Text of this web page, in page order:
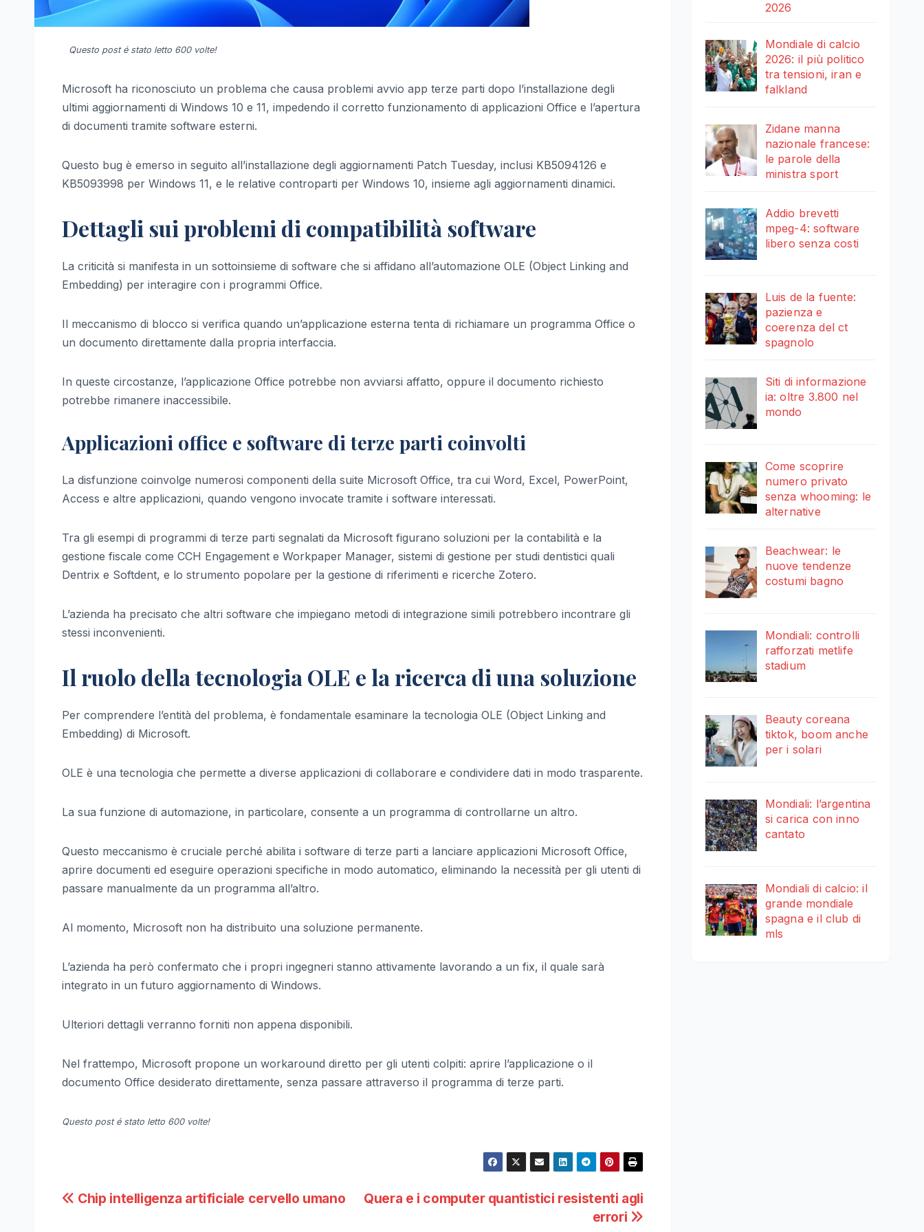
Questo post é stato letto 600 volte!
Microsoft ha riconosciuto un problema che causa problemi avvio app terze parti dopo l’installazione degli
ultimi aggiornamenti di Windows 10 e 11, impedendo il corretto funzionamento di applicazioni Office e l’apertura
di documenti tramite software esterni.
Questo bug è emerso in seguito all’installazione degli aggiornamenti Patch Tuesday, inclusi KB5094126 e
KB5093998 per Windows 11, e le relative controparti per Windows 10, insieme agli aggiornamenti dinamici.
Dettagli sui problemi di compatibilità software
La criticità si manifesta in un sottoinsieme di software che si affidano all’automazione OLE (Object Linking and
Embedding) per interagire con i programmi Office.
Il meccanismo di blocco si verifica quando un’applicazione esterna tenta di richiamare un programma Office o
un documento direttamente dalla propria interfaccia.
In queste circostanze, l’applicazione Office potrebbe non avviarsi affatto, oppure il documento richiesto
potrebbe rimanere inaccessibile.
Applicazioni office e software di terze parti coinvolti
La disfunzione coinvolge numerosi componenti della suite Microsoft Office, tra cui Word, Excel, PowerPoint,
Access e altre applicazioni, quando vengono invocate tramite i software interessati.
Tra gli esempi di programmi di terze parti segnalati da Microsoft figurano soluzioni per la contabilità e la
gestione fiscale come CCH Engagement e Workpaper Manager, sistemi di gestione per studi dentistici quali
Dentrix e Softdent, e lo strumento popolare per la gestione di riferimenti e ricerche Zotero.
L’azienda ha precisato che altri software che impiegano metodi di integrazione simili potrebbero incontrare gli
stessi inconvenienti.
Il ruolo della tecnologia OLE e la ricerca di una soluzione
Per comprendere l’entità del problema, è fondamentale esaminare la tecnologia OLE (Object Linking and
Embedding) di Microsoft.
OLE è una tecnologia che permette a diverse applicazioni di collaborare e condividere dati in modo trasparente.
La sua funzione di automazione, in particolare, consente a un programma di controllarne un altro.
Questo meccanismo è cruciale perché abilita i software di terze parti a lanciare applicazioni Microsoft Office,
aprire documenti ed eseguire operazioni specifiche in modo automatico, eliminando la necessità per gli utenti di
passare manualmente da un programma all’altro.
Al momento, Microsoft non ha distribuito una soluzione permanente.
L’azienda ha però confermato che i propri ingegneri stanno attivamente lavorando a un fix, il quale sarà
integrato in un futuro aggiornamento di Windows.
Ulteriori dettagli verranno forniti non appena disponibili.
Nel frattempo, Microsoft propone un workaround diretto per gli utenti colpiti: aprire l’applicazione o il
documento Office desiderato direttamente, senza passare attraverso il programma di terze parti.
Questo post é stato letto 600 volte!
Navigazione
Quera e i computer quantistici resistenti agli
errori
Chip intelligenza artificiale cervello umano
2026
Mondiale di calcio
2026: il più politico
tra tensioni, iran e
falkland
Zidane manna
nazionale francese:
le parole della
ministra sport
Addio brevetti
mpeg-4: software
libero senza costi
Luis de la fuente:
pazienza e
coerenza del ct
spagnolo
Siti di informazione
ia: oltre 3.800 nel
mondo
Come scoprire
numero privato
senza whooming: le
alternative
Beachwear: le
nuove tendenze
costumi bagno
Mondiali: controlli
rafforzati metlife
stadium
Beauty coreana
tiktok, boom anche
per i solari
Mondiali: l’argentina
si carica con inno
cantato
Mondiali di calcio: il
grande mondiale
spagna e il club di
mls